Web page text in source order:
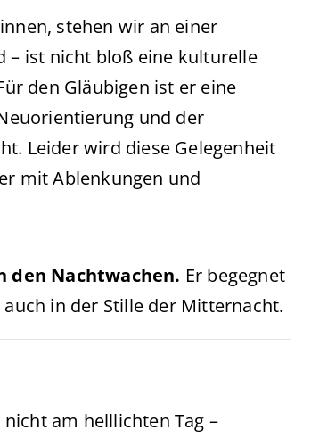
stehen wir an einer
– ist nicht bloß eine kulturelle
den Gläubigen ist er eine
und der
Leider wird diese Gelegenheit
mit Ablenkungen und
den Nachtwachen. Er begegnet
in der Stille der Mitternacht.
am helllichten Tag –